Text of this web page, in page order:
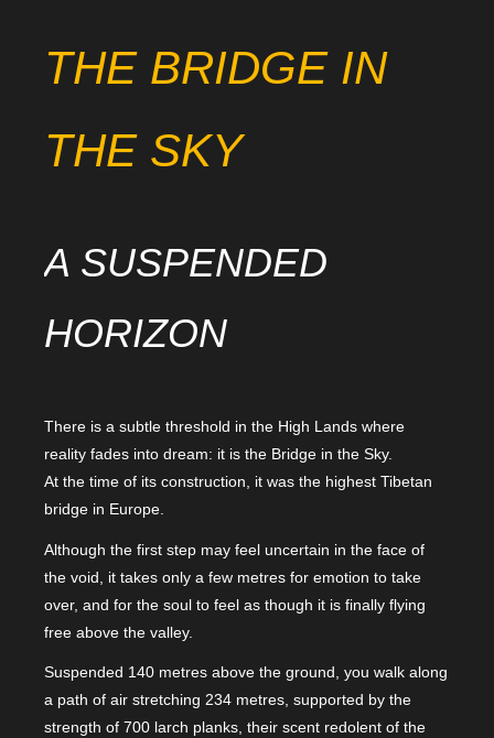
THE BRIDGE IN
THE SKY
A SUSPENDED
HORIZON
There is a subtle threshold in the High Lands where
reality fades into dream: it is the Bridge in the Sky.
At the time of its construction, it was the highest Tibetan
bridge in Europe.
Although the first step may feel uncertain in the face of
the void, it takes only a few metres for emotion to take
over, and for the soul to feel as though it is finally flying
free above the valley.
Suspended 140 metres above the ground, you walk along
a path of air stretching 234 metres, supported by the
strength of 700 larch planks, their scent redolent of the